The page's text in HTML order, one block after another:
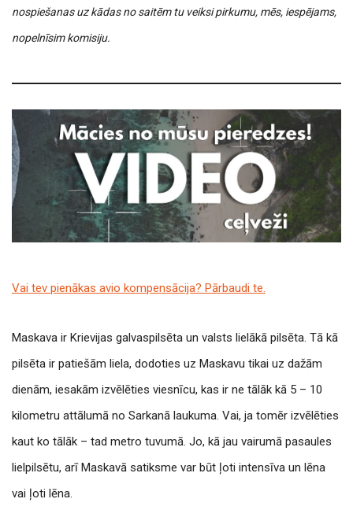
nospiešanas uz kādas no saitēm tu veiksi pirkumu, mēs, iespējams,
nopelnīsim komisiju.
Vai tev pienākas avio kompensācija? Pārbaudi te.
Maskava ir Krievijas galvaspilsēta un valsts lielākā pilsēta. Tā kā
pilsēta ir patiešām liela, dodoties uz Maskavu tikai uz dažām
dienām, iesakām izvēlēties viesnīcu, kas ir ne tālāk kā 5 – 10
kilometru attālumā no Sarkanā laukuma. Vai, ja tomēr izvēlēties
kaut ko tālāk – tad metro tuvumā. Jo, kā jau vairumā pasaules
lielpilsētu, arī Maskavā satiksme var būt ļoti intensīva un lēna
vai ļoti lēna.